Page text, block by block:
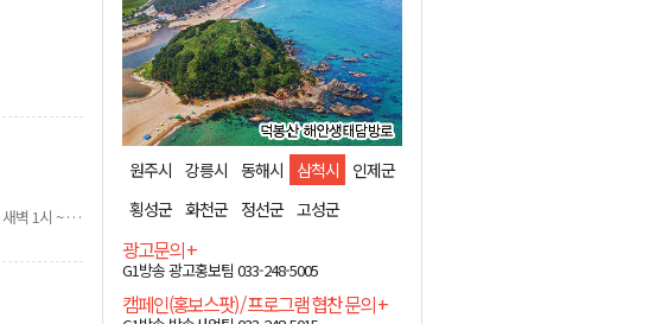
매일 11시 ~ 12시, (재) 새벽 1시 ~ 2시
원주시 강릉시 동해시 삼척시
인제군
횡성군 화천군 정선군 고성군
광고문의+
G1방송 광고홍보팀 033-248-5005
캠페인(홍보스팟) / 프로그램 협찬 문의+